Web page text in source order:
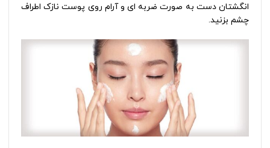
انگشتان دست به صورت ضربه ای و آرام روی پوست نازک اطراف
چشم بزنید.